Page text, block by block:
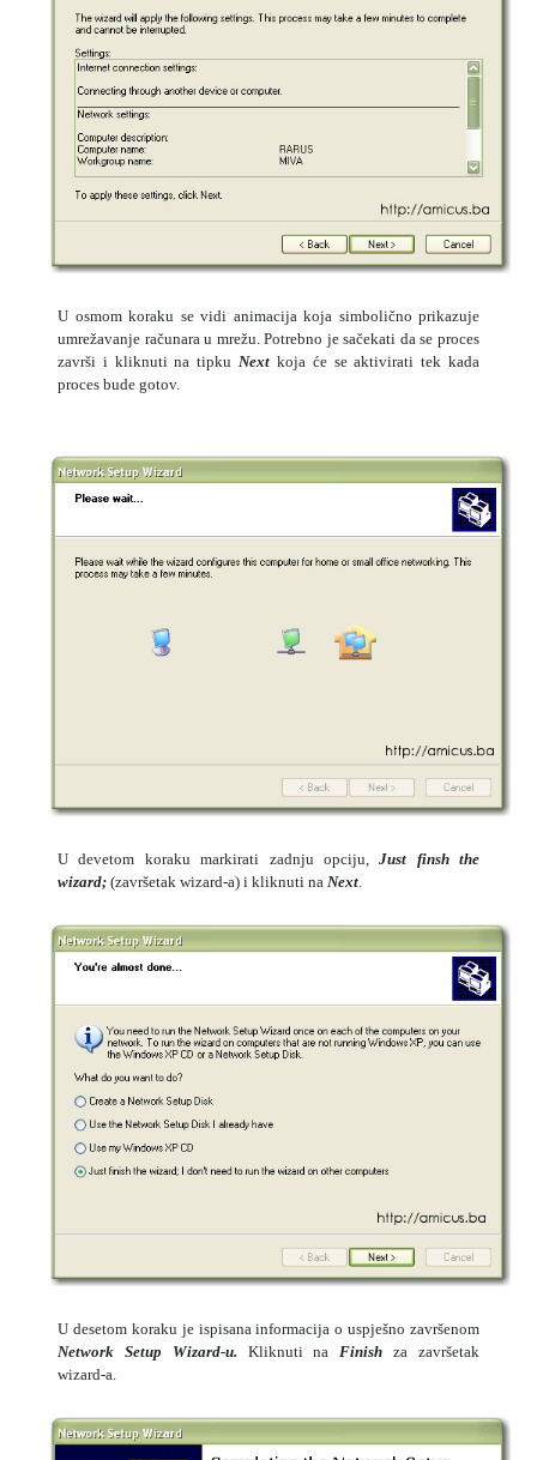
U osmom koraku se vidi animacija koja simbolično prikazuje
umrežavanje računara u mrežu. Potrebno je sačekati da se proces
završi i kliknuti na tipku Next koja će se aktivirati tek kada
proces bude gotov.
U devetom koraku markirati zadnju opciju,Just finsh the
wizard; (završetak wizard-a) i kliknuti na Next.
U desetom koraku je ispisana informacija o uspješno završenom
Network Setup Wizard-u. Kliknuti naFinish za završetak
wizard-a.